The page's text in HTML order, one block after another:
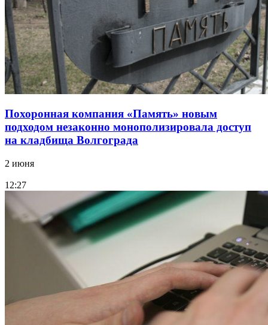
Похоронная компания «Память» новым
подходом незаконно монополизировала доступ
на кладбища Волгограда
2 июня
12:27